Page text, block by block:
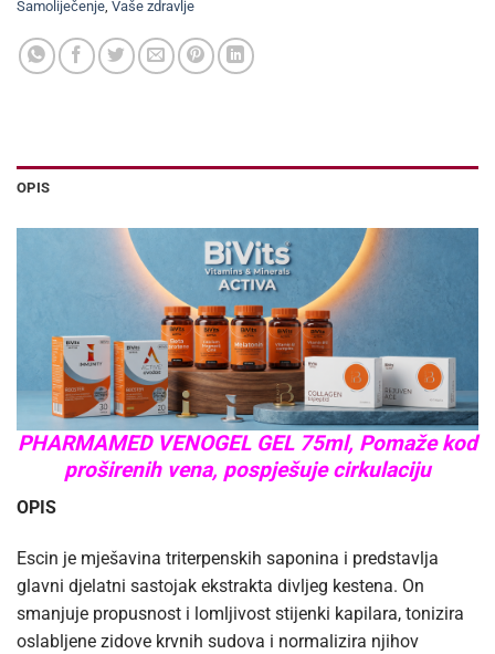
Samoliječenje Vaše zdravlje
OPIS
PHARMAMED VENOGEL GEL 75ml, Pomaže kod
proširenih vena, pospješuje cirkulaciju
OPIS
Escin je mješavina triterpenskih saponina i predstavlja
glavni djelatni sastojak ekstrakta divljeg kestena. On
smanjuje propusnost i lomljivost stijenki kapilara, tonizira
oslabljene zidove krvnih sudova i normalizira njihov